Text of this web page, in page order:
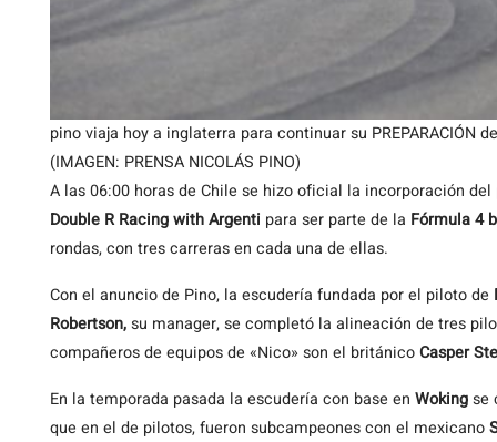
pino viaja hoy a inglaterra para continuar su
(IMAGEN: PRENSA NICOLÁS PINO)
A las 06:00 horas de Chile se hizo oficial la incorporación
Double R Racing with Argenti para ser parte de la Fórmula 4
rondas, con tres carreras en cada una de ellas.
Con el anuncio de Pino, la escudería fundada por el piloto de
Robertson,su manager, se completó la alineación de tres
compañeros de equipos de «Nico» son el británicoCasper
En la temporada pasada la escudería con base en Wokingse
que en el de pilotos, fueron subcampeones con el mexicano